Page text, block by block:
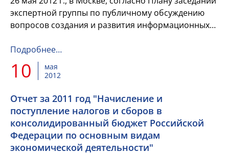
экспертной группы по публичному обсуждению
вопросов создания и развития информационных
финансами на 2012...
Подробнее…
10
мая
2012
Отчет за 2011 год "Начисление и
поступление налогов и сборов в
консолидированный бюджет Российской
Федерации по основным видам
экономической деятельности"